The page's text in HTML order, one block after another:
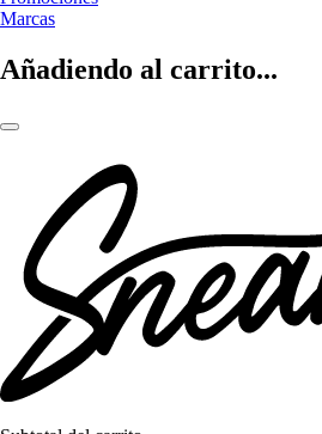
Marcas
Añadiendo al carrito...